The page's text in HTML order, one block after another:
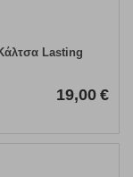
Lasting
19,00 €